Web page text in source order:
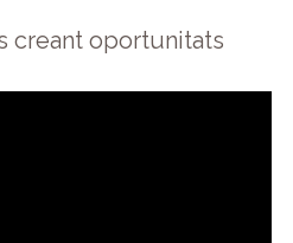
creant oportunitats